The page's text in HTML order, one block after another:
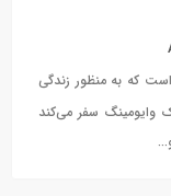
که به منظور زندگی
وایومینگ سفر می‌کند